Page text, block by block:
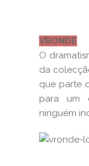
VRONDE
O
da
que parte
para um
ninguém